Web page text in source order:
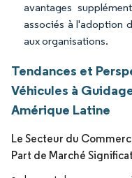
avantages
associés à l'adoption
aux organisations.
Tendances et
Véhicules à
Amérique Latine
Le Secteur du
Part de Marché